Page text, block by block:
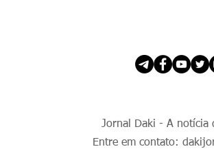
Jornal Daki - A notícia
Entre em contato: